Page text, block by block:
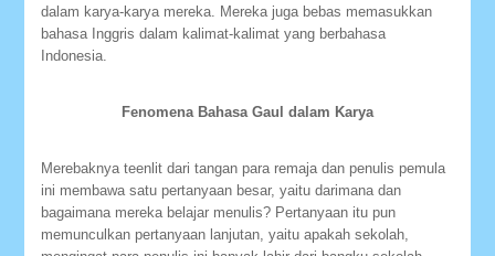
dalam karya-karya mereka. Mereka juga bebas memasukkan
bahasa Inggris dalam kalimat-kalimat yang berbahasa
Indonesia.
Fenomena Bahasa Gaul dalam Karya
Merebaknya teenlit dari tangan para remaja dan penulis pemula
ini membawa satu pertanyaan besar, yaitu darimana dan
bagaimana mereka belajar menulis? Pertanyaan itu pun
memunculkan pertanyaan lanjutan, yaitu apakah sekolah,